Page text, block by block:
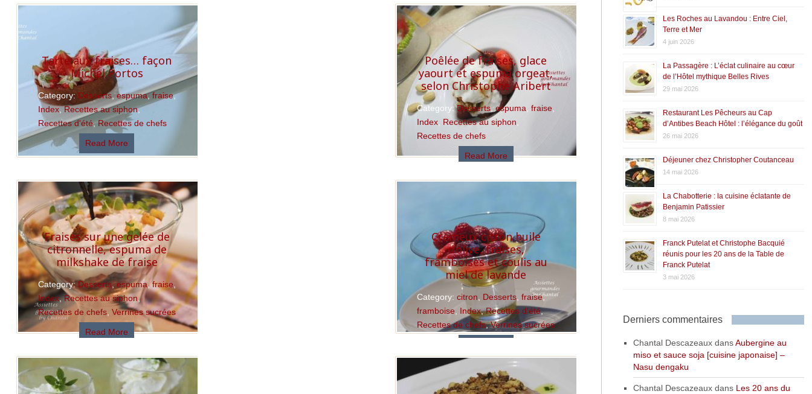
Read More
Tarte aux fraises… façon
Michel Portos
Category: Desserts, espuma,fraise,
Index,Recettes au siphon,
Recettes d'été, Recettes de chefs
Read More
Poêlée de fraises, glace
yaourt et espuma orgeat,
selon Christophe Aribert
Category:Desserts ,espuma ,fraise
Index Recettes au siphon
Recettes de chefs
Read More
Fraises sur une gelée de
citronnelle, espuma de
milkshake de fraise
Category:Desserts,espuma,fraise
Index,Recettes au siphon,
Recettes de chefs, Verrines sucrées
Read More
Crémeux citron huile
d’olive, fraises,
framboises et coulis au
miel de lavande
Category:citron Desserts ,fraise,
framboise Index,Recettes d'été,
Recettes de chefs,Verrines sucrées
Les Roches au Lavandou : Entre Ciel,
Terre et Mer
4 juin 2026
La Passagère : L’éclat culinaire au cœur
de l’Hôtel mythique Belles Rives
29 mai 2026
Restaurant Les Pêcheurs au Cap
d’Antibes Beach Hôtel : l’élégance du goût
26 mai 2026
Déjeuner chez Christopher Coutanceau
14 mai 2026
La Chabotterie : la cuisine éclatante de
Benjamin Patissier
8 mai 2026
Franck Putelat et Christophe Bacquié
réunis pour les 20 ans de la Table de
Franck Putelat
3 mai 2026
Derniers commentaires
Chantal DescazeauxdansAubergine au
miso et sauce soja [cuisine japonaise] –
Nasu dengaku
Chantal Descazeauxdans Les 20 ans du